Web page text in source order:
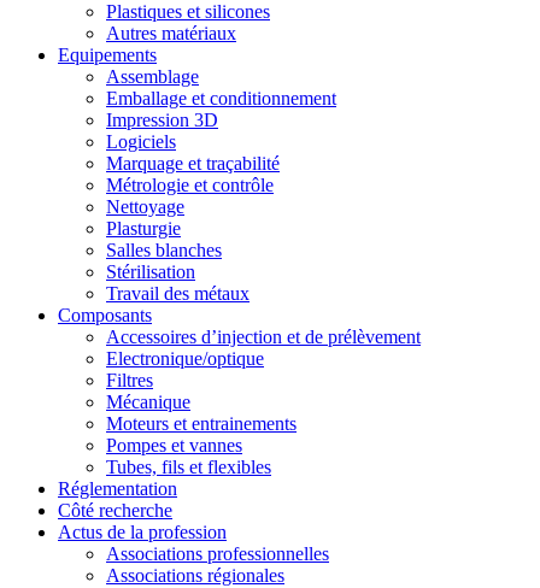
Plastiques et silicones
Autres matériaux
Equipements
Assemblage
Emballage et conditionnement
Impression 3D
Logiciels
Marquage et traçabilité
Métrologie et contrôle
Nettoyage
Plasturgie
Salles blanches
Stérilisation
Travail des métaux
Composants
Accessoires d’injection et de prélèvement
Electronique/optique
Filtres
Mécanique
Moteurs et entrainements
Pompes et vannes
Tubes, fils et flexibles
Réglementation
Côté recherche
Actus de la profession
Associations professionnelles
Associations régionales